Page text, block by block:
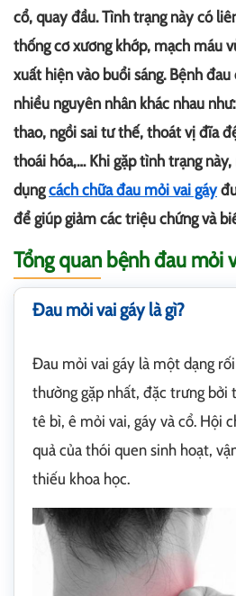
cổ, quay đầu. Tình trạng này có
thống cơ xương khớp, mạch máu
xuất hiện vào buổi sáng. Bệnh
nhiều nguyên nhân khác nhau
thao, ngồi sai tư thế, thoát vị đĩa
thoái hóa,… Khi gặp tình trạng
dụngcách chữa đau mỏi vai gáy
để giúp giảm các triệu chứng và
Tổng quan bệnh đau mỏi
Đau mỏi vai gáy là gì?
Đau mỏi vai gáy là một dạng
thường gặp nhất, đặc trưng bởi
tê bì, ê mỏi vai, gáy và cổ. Hội
quả của thói quen sinh hoạt,
thiếu khoa học.